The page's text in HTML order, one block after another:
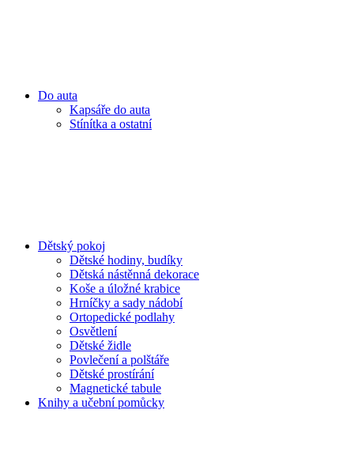
Do auta
Kapsáře do auta
Stínítka a ostatní
Dětský pokoj
Dětské hodiny, budíky
Dětská nástěnná dekorace
Koše a úložné krabice
Hrníčky a sady nádobí
Ortopedické podlahy
Osvětlení
Dětské židle
Povlečení a polštáře
Dětské prostírání
Magnetické tabule
Knihy a učební pomůcky